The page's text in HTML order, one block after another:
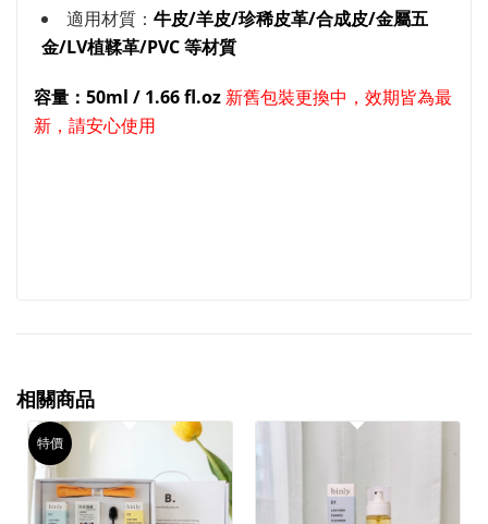
適用材質： 牛皮/羊皮/珍稀皮革/合成皮/金屬五
金/LV植鞣革/PVC 等材質
容量：50ml / 1.66 fl.oz 新舊包裝更換中，效期皆為最
新，請安心使用
相關商品
特價